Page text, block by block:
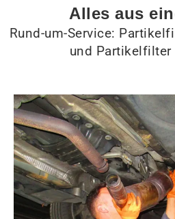
Alles aus
Rund-um-Service:
und Partikelfilter